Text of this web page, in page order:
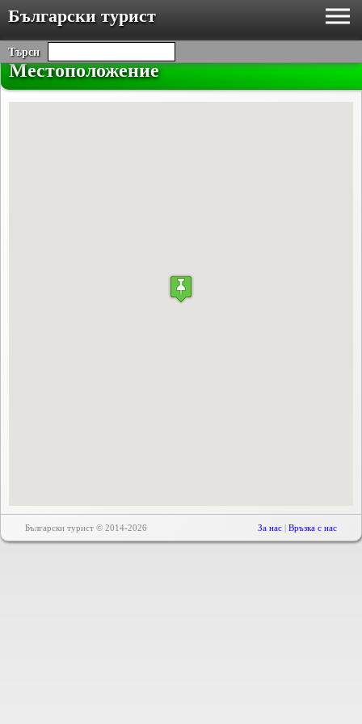
Български турист
Търси
Местоположение
Български турист © 2014-2026 За нас | Връзка с нас